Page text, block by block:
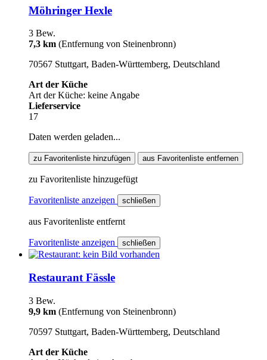
Möhringer Hexle
3 Bew.
7,3 km (Entfernung von Steinenbronn)
70567 Stuttgart, Baden-Württemberg, Deutschland
Art der Küche
Art der Küche: keine Angabe
Lieferservice
17
Daten werden geladen...
zu Favoritenliste hinzufügen aus Favoritenliste entfernen
zu Favoritenliste hinzugefügt
Favoritenliste anzeigen schließen
aus Favoritenliste entfernt
Favoritenliste anzeigen schließen
Restaurant Fässle
3 Bew.
9,9 km (Entfernung von Steinenbronn)
70597 Stuttgart, Baden-Württemberg, Deutschland
Art der Küche